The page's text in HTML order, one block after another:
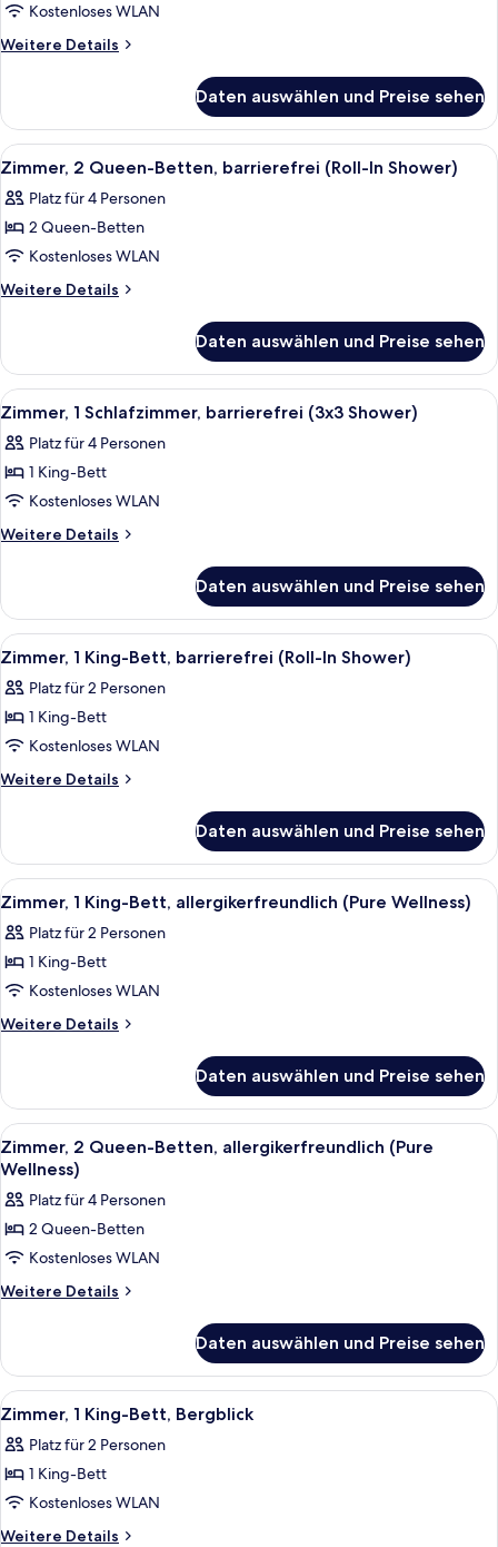
1
Schlafzimmer
Kostenloses WLAN
Weitere Details
Weitere
1
Schlafzimmer
Daten auswählen und Preise sehen
Alle
Fotos
für
Zimmer,
2 Queen-
Betten,
In
Shower)
anzeigen
Ein Hotelzimmer mit zwei Betten,
5
Zimmer, 2 Queen-Betten, barrierefrei (Roll-In Shower)
Platz für 4 Personen
2 Queen-Betten
Kostenloses WLAN
Weitere Details
Weitere
2 Queen-
Betten,
barrierefrei
In
Shower)
Daten auswählen und Preise sehen
Alle
Fotos
für
Zimmer,
1
Schlafzimmer,
Shower)
anzeigen
Ein Hotelzimmer mit Bett,
8
Zimmer, 1 Schlafzimmer, barrierefrei (3x3 Shower)
Platz für 4 Personen
1 King-Bett
Kostenloses WLAN
Weitere Details
Weitere
1
Schlafzimmer,
barrierefrei
Shower)
Daten auswählen und Preise sehen
Alle
Fotos
für
Zimmer,
1 King-
Bett,
In
Shower)
anzeigen
Ein Hotelzimmer mit Bett,
6
Zimmer, 1 King-Bett, barrierefrei (Roll-In Shower)
Platz für 2 Personen
1 King-Bett
Kostenloses WLAN
Weitere Details
Weitere
1 King-
Bett,
barrierefrei
In
Shower)
Daten auswählen und Preise sehen
Alle
Fotos
für
Zimmer,
1 King-
Bett,
Wellness)
anzeigen
Ein Hotelzimmer mit einem großen
6
Zimmer, 1 King-Bett, allergikerfreundlich (Pure Wellness)
Platz für 2 Personen
1 King-Bett
Kostenloses WLAN
Weitere Details
Weitere
1 King-
Bett,
allergikerfreundlich
(Pure
Daten auswählen und Preise sehen
Alle
Fotos
für
Zimmer,
2 Queen-
Betten,
allergikerfreundlich
anzeigen
Ein Hotelzimmer mit zwei Betten,
5
Zimmer, 2 Queen-Betten, allergikerfreundlich (Pure
Wellness)
Platz für 4 Personen
2 Queen-Betten
Kostenloses WLAN
Weitere Details
Weitere
2 Queen-
Betten,
allergikerfreundlich
Wellness)
Daten auswählen und Preise sehen
Alle
Fotos
für
Zimmer,
1 King-
Bett,
Ein Hotelzimmer mit einem großen
5
Zimmer, 1 King-Bett, Bergblick
Platz für 2 Personen
1 King-Bett
Kostenloses WLAN
Weitere Details
Weitere